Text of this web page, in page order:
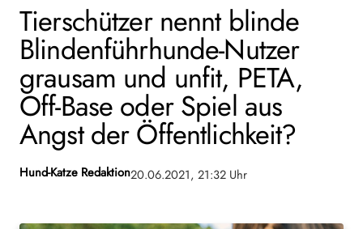
Tierschützer nennt blinde
Blindenführhunde-Nutzer
grausam und unfit, PETA,
Off-Base oder Spiel aus
Angst der Öffentlichkeit?
Hund-Katze Redaktion20.06.2021, 21:32 Uhr